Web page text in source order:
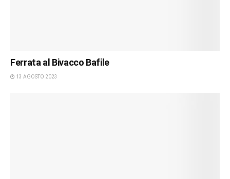
Ferrata al Bivacco Bafile
13 AGOSTO 2023